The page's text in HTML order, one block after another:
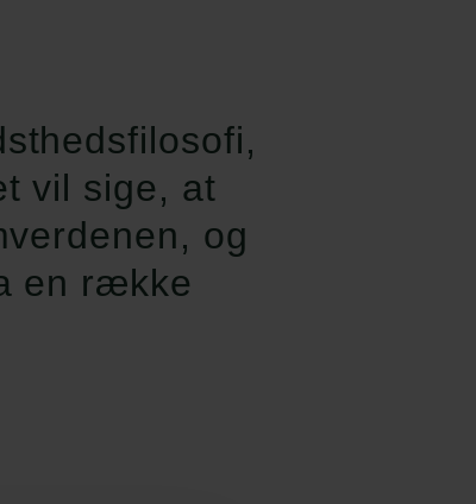
vil sige, at
og
en række